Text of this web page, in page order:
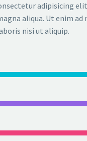
adipisicing
aliqua. Ut enim ad
nisi ut aliquip.